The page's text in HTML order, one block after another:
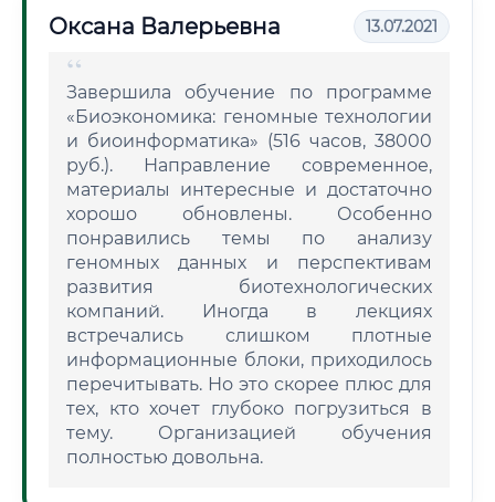
Оксана Валерьевна 13.07.2021
Завершила обучение по программе
«Биоэкономика: геномные технологии
и биоинформатика» (516 часов, 38000
руб.). Направление современное,
материалы интересные и достаточно
хорошо обновлены. Особенно
понравились темы по анализу
геномных данных и перспективам
развития биотехнологических
компаний. Иногда в лекциях
встречались слишком плотные
информационные блоки, приходилось
перечитывать. Но это скорее плюс для
тех, кто хочет глубоко погрузиться в
тему. Организацией обучения
полностью довольна.